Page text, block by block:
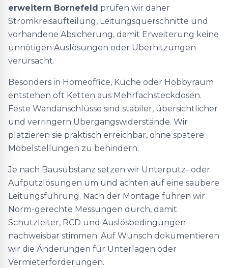
erweitern Bornefeld prüfen wir daher
Stromkreisaufteilung, Leitungsquerschnitte und
vorhandene Absicherung, damit Erweiterung keine
unnötigen Auslösungen oder Überhitzungen
verursacht.
Besonders in Homeoffice, Küche oder Hobbyraum
entstehen oft Ketten aus Mehrfachsteckdosen.
Feste Wandanschlüsse sind stabiler, übersichtlicher
und verringern Übergangswiderstände. Wir
platzieren sie praktisch erreichbar, ohne spätere
Möbelstellungen zu behindern.
Je nach Bausubstanz setzen wir Unterputz- oder
Aufputzlösungen um und achten auf eine saubere
Leitungsführung. Nach der Montage führen wir
Norm-gerechte Messungen durch, damit
Schutzleiter, RCD und Auslösbedingungen
nachweisbar stimmen. Auf Wunsch dokumentieren
wir die Änderungen für Unterlagen oder
Vermieterforderungen.